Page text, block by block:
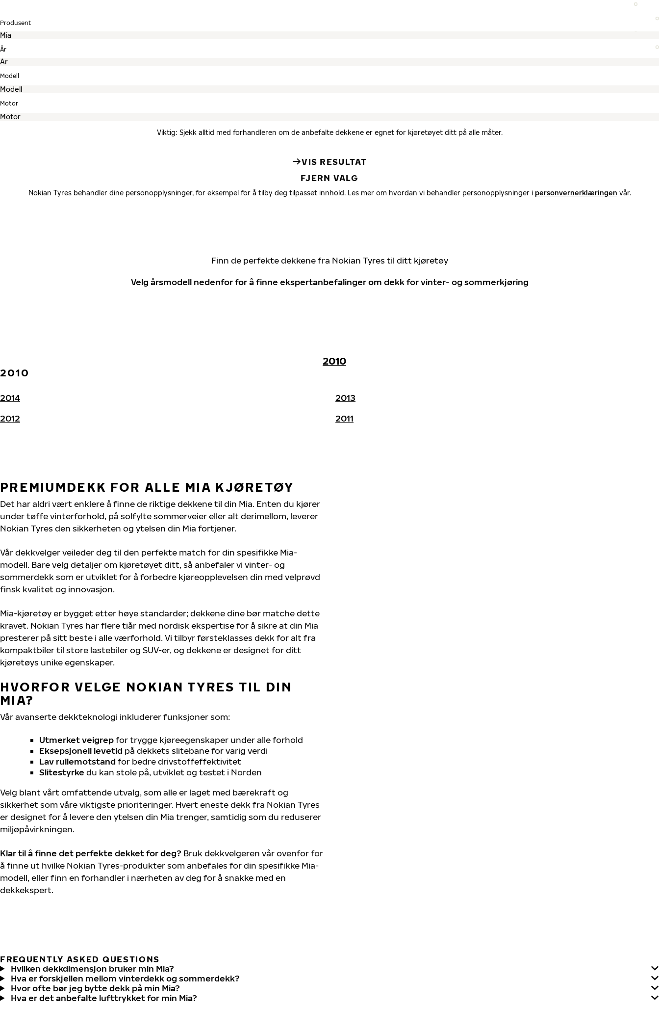
Produsent
År
Modell
Motor
Viktig: Sjekk alltid med forhandleren om de anbefalte dekkene er egnet for kjøretøyet ditt på alle måter.
VIS RESULTAT
FJERN VALG
Nokian Tyres behandler dine personopplysninger, for eksempel for å tilby deg tilpasset innhold. Les mer om hvordan vi behandler personopplysninger i personvernerklæringen vår.
Finn de perfekte dekkene fra Nokian Tyres til ditt kjøretøy
Velg årsmodell nedenfor for å finne ekspertanbefalinger om dekk for vinter- og sommerkjøring
2010
2010
2014
2013
2012
2011
PREMIUMDEKK FOR ALLE MIA KJØRETØY
Det har aldri vært enklere å finne de riktige dekkene til din Mia. Enten du kjører
under tøffe vinterforhold, på solfylte sommerveier eller alt derimellom, leverer
Nokian Tyres den sikkerheten og ytelsen din Mia fortjener.
Vår dekkvelger veileder deg til den perfekte match for din spesifikke Mia-
modell. Bare velg detaljer om kjøretøyet ditt, så anbefaler vi vinter- og
sommerdekk som er utviklet for å forbedre kjøreopplevelsen din med velprøvd
finsk kvalitet og innovasjon.
Mia-kjøretøy er bygget etter høye standarder; dekkene dine bør matche dette
kravet. Nokian Tyres har flere tiår med nordisk ekspertise for å sikre at din Mia
presterer på sitt beste i alle værforhold. Vi tilbyr førsteklasses dekk for alt fra
kompaktbiler til store lastebiler og SUV-er, og dekkene er designet for ditt
kjøretøys unike egenskaper.
HVORFOR VELGE NOKIAN TYRES TIL DIN
MIA?
Vår avanserte dekkteknologi inkluderer funksjoner som:
Utmerket veigrepfor trygge kjøreegenskaper under alle forhold
Eksepsjonell levetid på dekkets slitebane for varig verdi
Lav rullemotstand for bedre drivstoffeffektivitet
Slitestyrke du kan stole på, utviklet og testet i Norden
Velg blant vårt omfattende utvalg, som alle er laget med bærekraft og
sikkerhet som våre viktigste prioriteringer. Hvert eneste dekk fra Nokian Tyres
er designet for å levere den ytelsen din Mia trenger, samtidig som du reduserer
miljøpåvirkningen.
Klar til å finne det perfekte dekket for deg? Bruk dekkvelgeren vår ovenfor for
å finne ut hvilke Nokian Tyres-produkter som anbefales for din spesifikke Mia-
modell, eller finn en forhandler i nærheten av deg for å snakke med en
dekkekspert.
FREQUENTLY ASKED QUESTIONS
Hvilken dekkdimensjon bruker min Mia?
Hva er forskjellen mellom vinterdekk og sommerdekk?
Hvor ofte bør jeg bytte dekk på min Mia?
Hva er det anbefalte lufttrykket for min Mia?